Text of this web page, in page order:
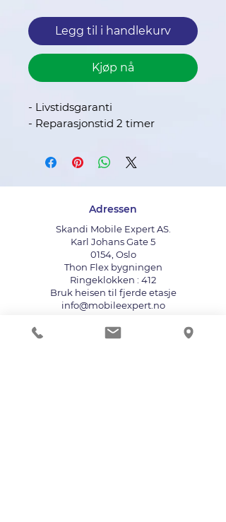
Legg til i handlekurv
Kjøp nå
- Livstidsgaranti
- Reparasjonstid 2 timer
Adressen
Skandi Mobile Expert AS.
Karl Johans Gate 5
0154, Oslo
Thon Flex bygningen
Ringeklokken : 412
Bruk heisen til fjerde etasje
info@mobileexpert.no